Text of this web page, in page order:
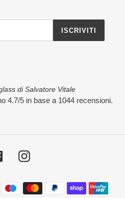
ISCRIVITI
di Salvatore Vitale
4.7/5 in base a 1044 recensioni.
FacebookInstagram
Metodi
di